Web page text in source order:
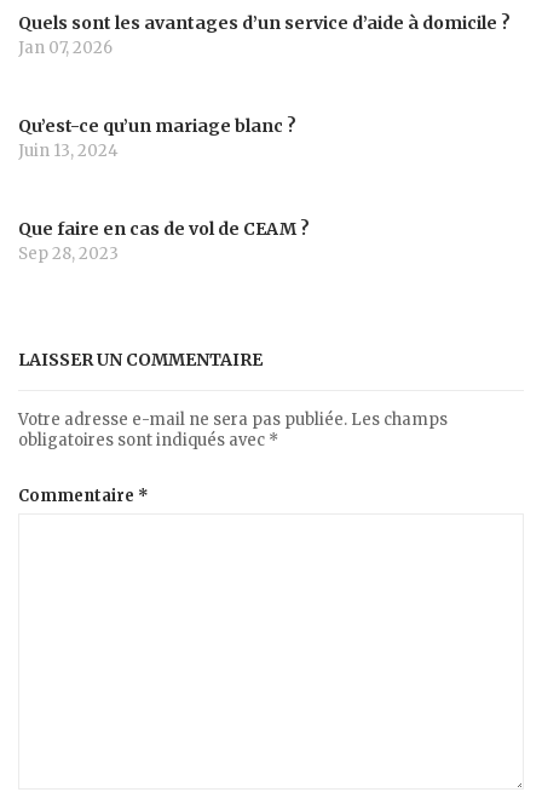
Quels sont les avantages d’un service d’aide à domicile ?
Jan 07, 2026
Qu’est-ce qu’un mariage blanc ?
Juin 13, 2024
Que faire en cas de vol de CEAM ?
Sep 28, 2023
LAISSER UN COMMENTAIRE
Votre adresse e-mail ne sera pas publiée. Les champs
obligatoires sont indiqués avec *
Commentaire *